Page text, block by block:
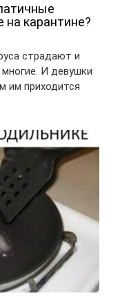
на карантине?
страдают и
И девушки
им приходится